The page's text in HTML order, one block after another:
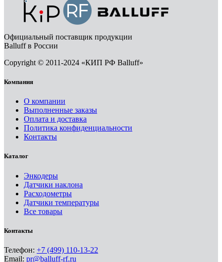
Официальный поставщик продукции
Balluff в России
Copyright © 2011-2024 «КИП РФ Balluff»
Компания
О компании
Выполненные заказы
Оплата и доставка
Политика конфиденциальности
Контакты
Каталог
Энкодеры
Датчики наклона
Расходометры
Датчики температуры
Все товары
Контакты
Телефон: +7 (499) 110-13-22
Email: pr@balluff-rf.ru